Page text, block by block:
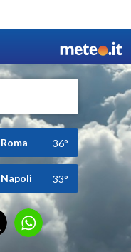
Roma 36°
Napoli 33°